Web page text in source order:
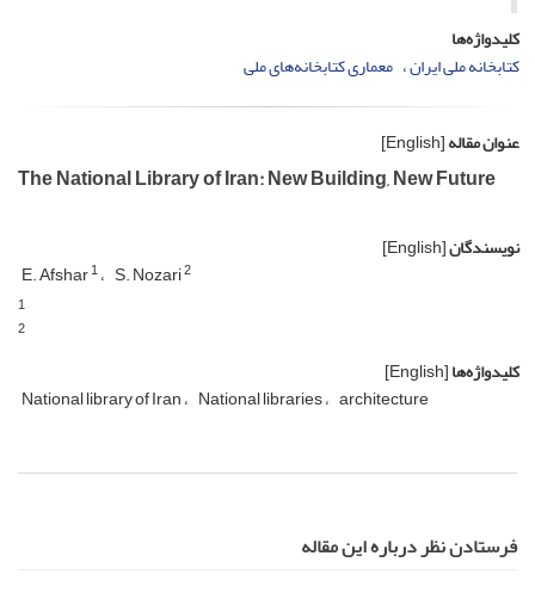
کلیدواژه‌ها
کتابخانه ملی ایران معماری کتابخانه‌های ملی
عنوان مقاله[English]
The National Library of Iran: New Building, New Future
نویسندگان[English]
E. Afshar1 S. Nozari2
1
2
کلیدواژه‌ها[English]
National library of Iran National libraries architecture
فرستادن نظر درباره این مقاله